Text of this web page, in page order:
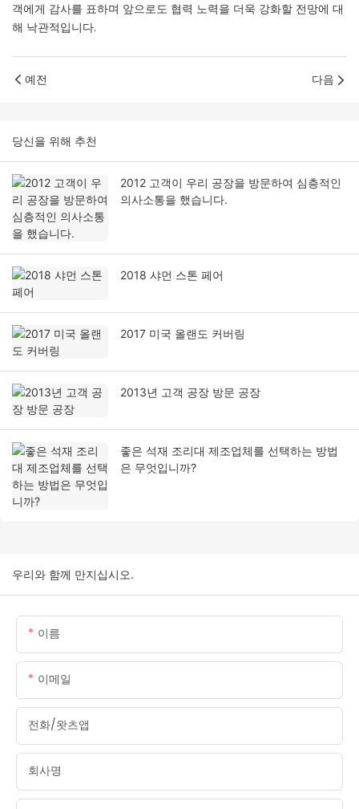
객에게 감사를 표하며 앞으로도 협력 노력을 더욱 강화할 전망에 대
해 낙관적입니다.
예전 다음
당신을 위해 추천
2012 고객이 우리 공장을 방문하여 심층적인
의사소통을 했습니다.
2018 샤먼 스톤 페어
2017 미국 올랜도 커버링
2013년 고객 공장 방문 공장
좋은 석재 조리대 제조업체를 선택하는 방법
은 무엇입니까?
우리와 함께 만지십시오.
이름
이메일
전화/왓츠앱
회사명